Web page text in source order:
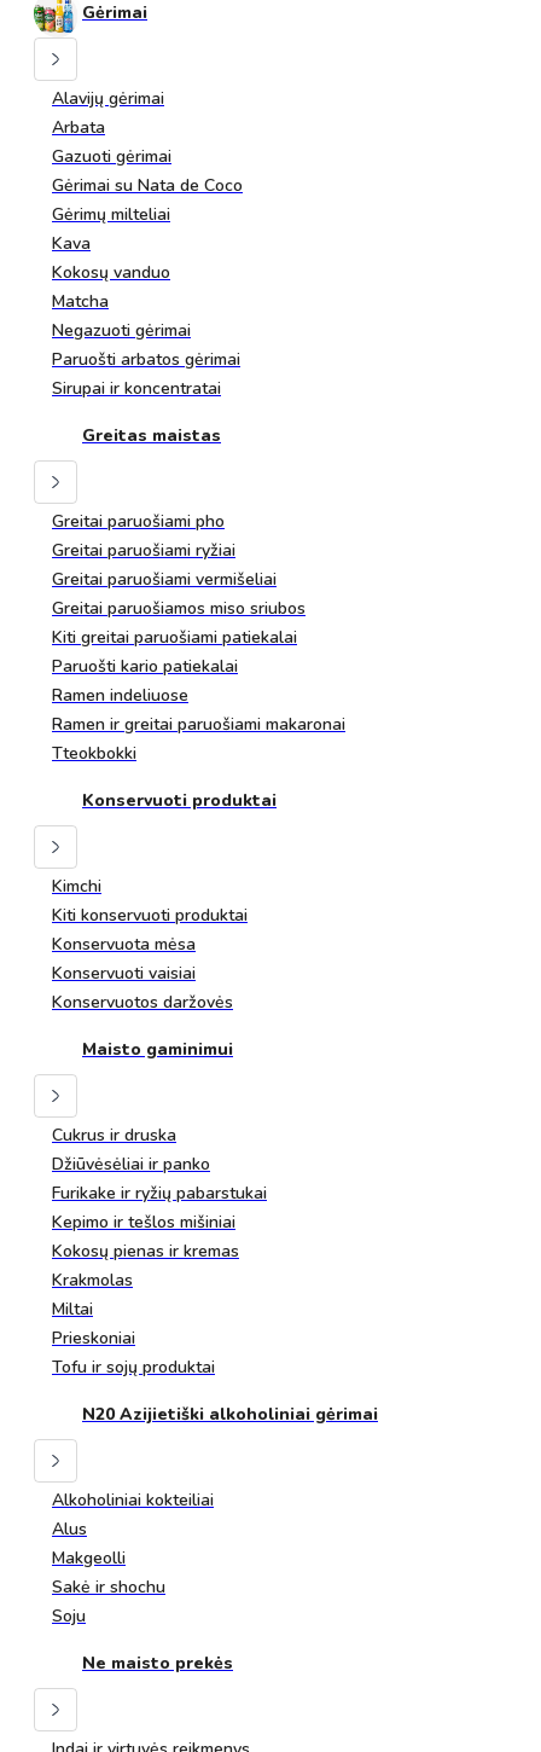
Gėrimai
Alavijų gėrimai
Arbata
Gazuoti gėrimai
Gėrimai su Nata de Coco
Gėrimų milteliai
Kava
Kokosų vanduo
Matcha
Negazuoti gėrimai
Paruošti arbatos gėrimai
Sirupai ir koncentratai
Greitas maistas
Greitai paruošiami pho
Greitai paruošiami ryžiai
Greitai paruošiami vermišeliai
Greitai paruošiamos miso sriubos
Kiti greitai paruošiami patiekalai
Paruošti kario patiekalai
Ramen indeliuose
Ramen ir greitai paruošiami makaronai
Tteokbokki
Konservuoti produktai
Kimchi
Kiti konservuoti produktai
Konservuota mėsa
Konservuoti vaisiai
Konservuotos daržovės
Maisto gaminimui
Cukrus ir druska
Džiūvėsėliai ir panko
Furikake ir ryžių pabarstukai
Kepimo ir tešlos mišiniai
Kokosų pienas ir kremas
Krakmolas
Miltai
Prieskoniai
Tofu ir sojų produktai
N20 Azijietiški alkoholiniai gėrimai
Alkoholiniai kokteiliai
Alus
Makgeolli
Sakė ir shochu
Soju
Ne maisto prekės